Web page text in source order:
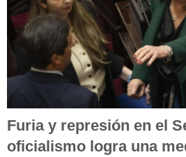
Furia y represión en el
oficialismo logra una